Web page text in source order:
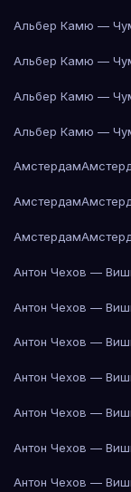
Альбер Камю —
Альбер Камю —
Альбер Камю —
Альбер Камю —
Амстердам
Амстердам
Амстердам
Антон Чехов —
Антон Чехов —
Антон Чехов —
Антон Чехов —
Антон Чехов —
Антон Чехов —
Антон Чехов —